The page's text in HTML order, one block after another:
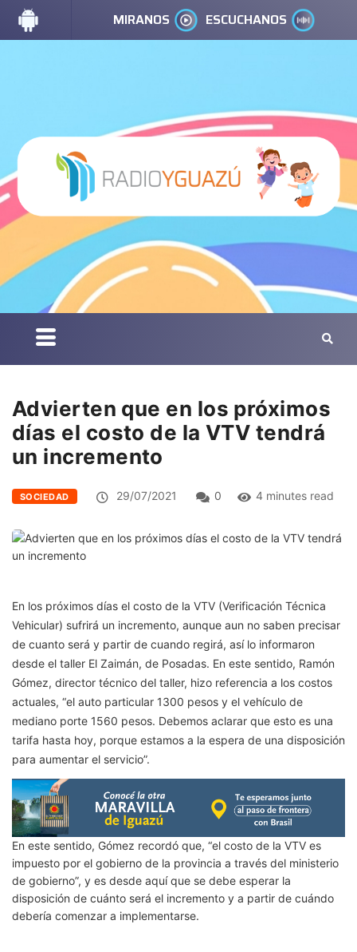
MIRANOS ESCUCHANOS
Advierten que en los próximos
días el costo de la VTV tendrá
un incremento
SOCIEDAD 29/07/2021 0 4 minutes read
En los próximos días el costo de la VTV (Verificación Técnica
Vehicular) sufrirá un incremento, aunque aun no saben precisar
de cuanto será y partir de cuando regirá, así lo informaron
desde el taller El Zaimán, de Posadas. En este sentido, Ramón
Gómez, director técnico del taller, hizo referencia a los costos
actuales, “el auto particular 1300 pesos y el vehículo de
mediano porte 1560 pesos. Debemos aclarar que esto es una
tarifa hasta hoy, porque estamos a la espera de una disposición
para aumentar el servicio”.
En este sentido, Gómez recordó que, “el costo de la VTV es
impuesto por el gobierno de la provincia a través del ministerio
de gobierno”, y es desde aquí que se debe esperar la
disposición de cuánto será el incremento y a partir de cuándo
debería comenzar a implementarse.